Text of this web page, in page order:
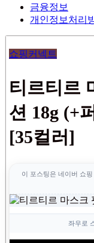
금융정보
개인정보처리
쇼핑커넥트
티르티르
션 18g (+
[35컬러]
이 포스팅은 네이버 쇼
좌우로